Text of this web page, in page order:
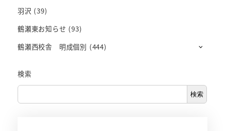
羽沢 (39)
鶴瀬東お知らせ (93)
鶴瀬西校舎 明成個別 (444)
検索
検索